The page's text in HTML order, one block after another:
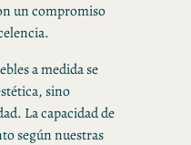
un compromiso
a medida se
sino
La capacidad de
según nuestras